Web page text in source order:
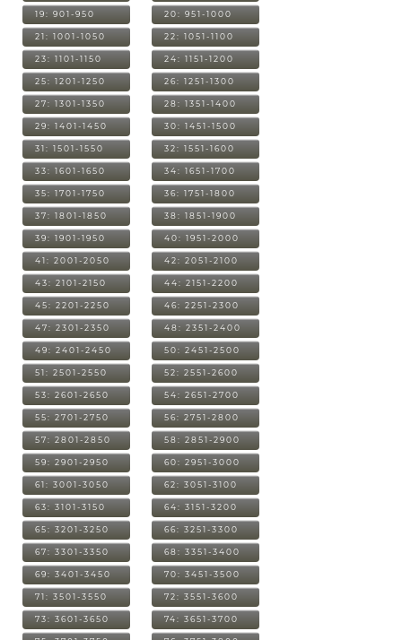
19: 901-950 20: 951-1000
21: 1001-1050 22: 1051-1100
23: 1101-1150 24: 1151-1200
25: 1201-1250 26: 1251-1300
27: 1301-1350 28: 1351-1400
29: 1401-1450 30: 1451-1500
31: 1501-1550 32: 1551-1600
33: 1601-1650 34: 1651-1700
35: 1701-1750 36: 1751-1800
37: 1801-1850 38: 1851-1900
39: 1901-1950 40: 1951-2000
41: 2001-2050 42: 2051-2100
43: 2101-2150 44: 2151-2200
45: 2201-2250 46: 2251-2300
47: 2301-2350 48: 2351-2400
49: 2401-2450 50: 2451-2500
51: 2501-2550 52: 2551-2600
53: 2601-2650 54: 2651-2700
55: 2701-2750 56: 2751-2800
57: 2801-2850 58: 2851-2900
59: 2901-2950 60: 2951-3000
61: 3001-3050 62: 3051-3100
63: 3101-3150 64: 3151-3200
65: 3201-3250 66: 3251-3300
67: 3301-3350 68: 3351-3400
69: 3401-3450 70: 3451-3500
71: 3501-3550 72: 3551-3600
73: 3601-3650 74: 3651-3700